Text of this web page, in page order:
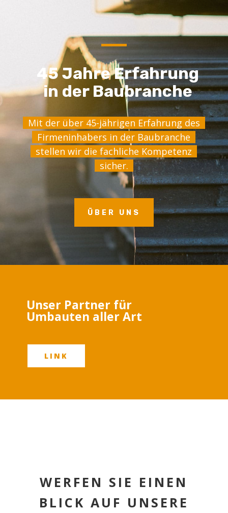
45 Jahre Erfahrung
in der Baubranche
Mit der über 45-jährigen Erfahrung des
Firmeninhabers in der Baubranche
stellen wir die fachliche Kompetenz
sicher.
ÜBER UNS
Unser Partner für
Umbauten aller Art
LINK
WERFEN SIE EINEN
BLICK AUF UNSERE